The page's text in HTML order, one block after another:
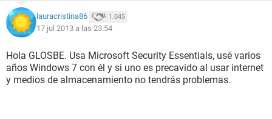
lauracristina86 1.045
17 jul 2013 a las 23:54
Hola GLOSBE. Usa Microsoft Security Essentials, usé varios
años Windows 7 con él y si uno es precavido al usar internet
y medios de almacenamiento no tendrás problemas.